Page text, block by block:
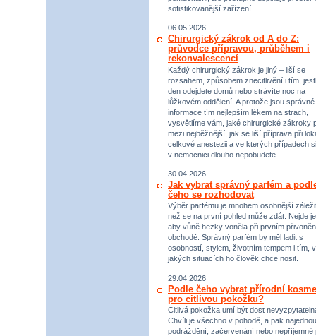
sofistikovanější zařízení.
06.05.2026
Chirurgický zákrok od A do Z:
průvodce přípravou, průběhem i
rekonvalescencí
Každý chirurgický zákrok je jiný – liší se
rozsahem, způsobem znecitlivění i tím,
den odejdete domů nebo strávíte noc na
lůžkovém oddělení. A protože jsou správné
informace tím nejlepším lékem na strach,
vysvětlíme vám, jaké chirurgické zákroky
mezi nejběžnější, jak se liší příprava při
celkové anestezii a ve kterých případech si
v nemocnici dlouho nepobudete.
30.04.2026
Jak vybrat správný parfém a
čeho se rozhodovat
Výběr parfému je mnohem osobnější
než se na první pohled může zdát. Nejde
aby vůně hezky voněla při prvním
obchodě. Správný parfém by měl ladit s
osobností, stylem, životním tempem i tím, v
jakých situacích ho člověk chce nosit.
29.04.2026
Podle čeho vybrat přírodní
pro citlivou pokožku?
Citlivá pokožka umí být dost
Chvíli je všechno v pohodě, a pak
podráždění, začervenání nebo nepříjemné